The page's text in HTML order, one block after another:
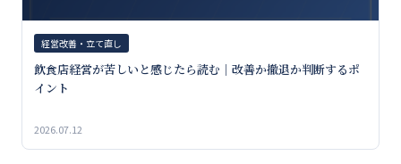
経営改善・立て直し
飲食店経営が苦しいと感じたら読む｜改善か撤退か判断するポ
イント
2026.07.12